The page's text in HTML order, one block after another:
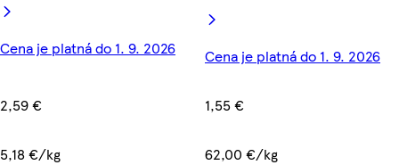
Cena je platná do 1. 9. 2026
2,59 €
5,18 €/kg
Cena je platná do 1. 9. 2026
1,55 €
62,00 €/kg